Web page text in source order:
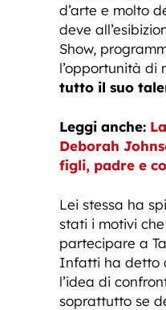
d’arte e molto
deve
Show,
l’opportunità di
tutto il suo
Leggi anche:
Deborah
figli, padre e
Lei stessa ha
stati i motivi
partecipare a
Infatti ha detto
l’idea di
soprattutto se